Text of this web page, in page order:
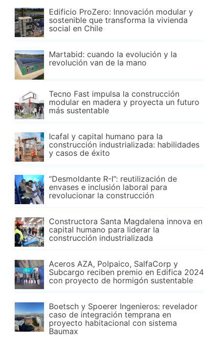
Edificio ProZero: Innovación modular y
sostenible que transforma la vivienda
social en Chile
Martabid: cuando la evolución y la
revolución van de la mano
Tecno Fast impulsa la construcción
modular en madera y proyecta un futuro
más sustentable
Icafal y capital humano para la
construcción industrializada: habilidades
y casos de éxito
“Desmoldante R-I”: reutilización de
envases e inclusión laboral para
revolucionar la construcción
Constructora Santa Magdalena innova en
capital humano para liderar la
construcción industrializada
Aceros AZA, Polpaico, SalfaCorp y
Subcargo reciben premio en Edifica 2024
con proyecto de hormigón sustentable
Boetsch y Spoerer Ingenieros: revelador
caso de integración temprana en
proyecto habitacional con sistema
Baumax